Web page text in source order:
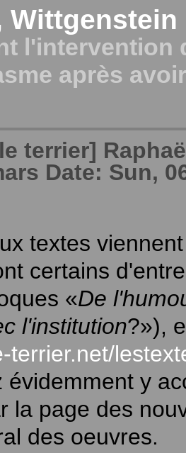
Wittgenstein
après
terrier]
Date: Sun,
textes
certains
«De
l'institution?»),
terrier.net/
évidemment y
la page des
des oeuvres.